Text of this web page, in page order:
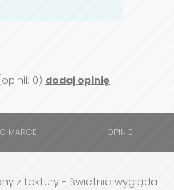
0) dodaj opinię
O MARCE OPINIE
z tektury - świetnie wygląda